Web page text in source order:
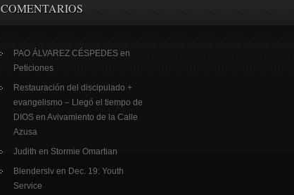
COMENTARIOS
PAO ÁLVAREZ CÉSPEDES en
Peticiones
Restauración del discipulado +
evangelismo – Llegó el tiempo de
DIOS en Avivamiento de la Calle
Azusa
Judith en Stormie Omartian
Blenderslv en Dec. 19: Youth
Service